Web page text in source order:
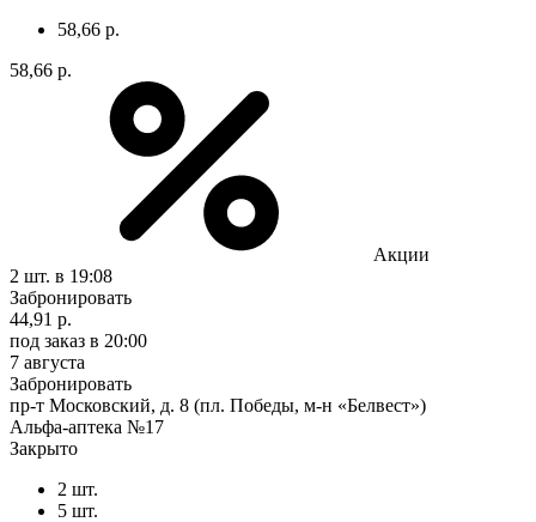
58,66 р.
58,66 р.
Акции
2 шт. в 19:08
Забронировать
44,91 р.
под заказ в 20:00
7 августа
Забронировать
пр-т Московский, д. 8 (пл. Победы, м-н «Белвест»)
Альфа-аптека №17
Закрыто
2 шт.
5 шт.